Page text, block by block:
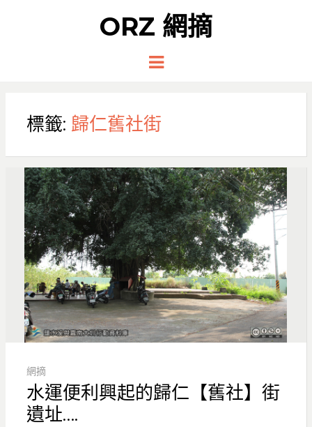
ORZ 網摘
Menu
標籤: 歸仁舊社街
網摘
水運便利興起的歸仁【舊社】街
遺址….